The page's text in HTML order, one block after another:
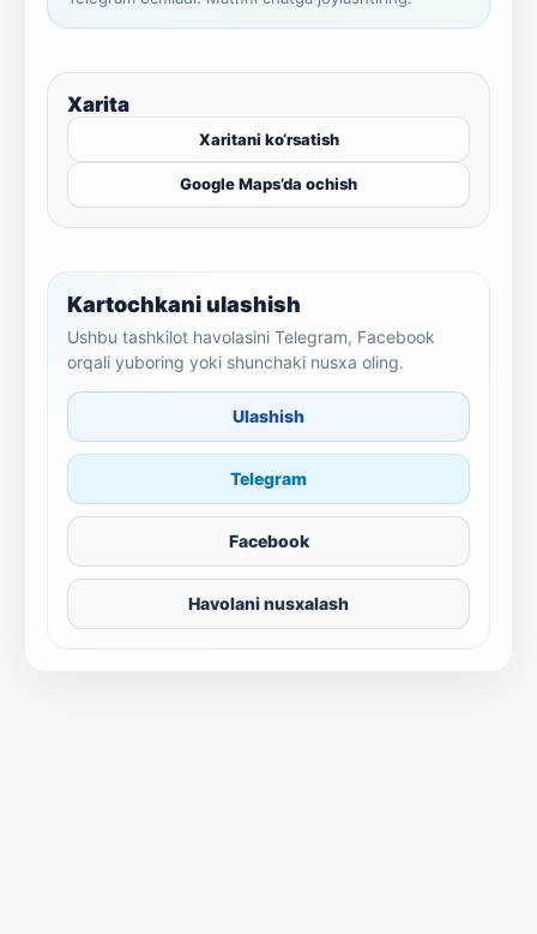
Xarita
Xaritani ko‘rsatish
Google Maps’da ochish
Kartochkani ulashish
Ushbu tashkilot havolasini Telegram, Facebook
orqali yuboring yoki shunchaki nusxa oling.
Ulashish
Telegram
Facebook
Havolani nusxalash